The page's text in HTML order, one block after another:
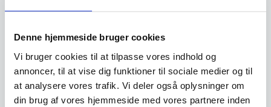
Denne hjemmeside bruger cookies
Vi bruger cookies til at tilpasse vores indhold og
annoncer, til at vise dig funktioner til sociale medier og til
at analysere vores trafik. Vi deler også oplysninger om
din brug af vores hjemmeside med vores partnere inden
Plastik flaske, til brug af
Ketchup og andre former for
dressinger. 0,7 L måler…
16,00 DKK
kniv, Damask design, 133
lag stål
snit. Santoku er den bedst
sælgende knivtype i…
3.399,00DKK